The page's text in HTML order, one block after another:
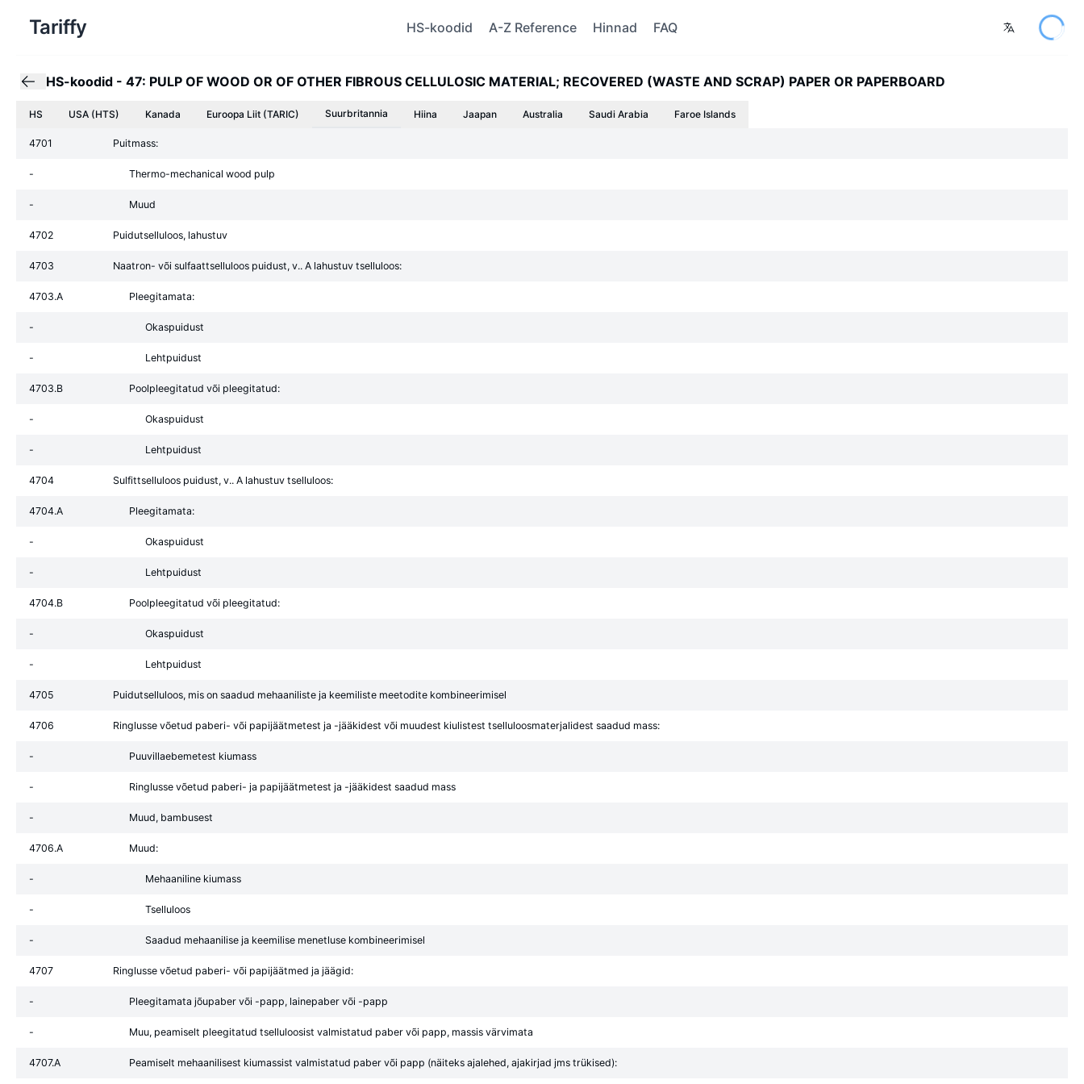
Tariffy HS-koodid A-Z Reference Hinnad FAQ
HS-koodid - 47: PULP OF WOOD OR OF OTHER FIBROUS CELLULOSIC MATERIAL; RECOVERED (WASTE AND SCRAP) PAPER OR PAPERBOARD
HS USA (HTS) Kanada Euroopa Liit (TARIC) Suurbritannia Hiina Jaapan Australia Saudi Arabia Faroe Islands
4701 Puitmass:
- Thermo-mechanical wood pulp
- Muud
4702 Puidutselluloos, lahustuv
4703 Naatron- või sulfaattselluloos puidust, v.. A lahustuv tselluloos:
4703.A Pleegitamata:
- Okaspuidust
- Lehtpuidust
4703.B Poolpleegitatud või pleegitatud:
- Okaspuidust
- Lehtpuidust
4704 Sulfittselluloos puidust, v.. A lahustuv tselluloos:
4704.A Pleegitamata:
- Okaspuidust
- Lehtpuidust
4704.B Poolpleegitatud või pleegitatud:
- Okaspuidust
- Lehtpuidust
4705 Puidutselluloos, mis on saadud mehaaniliste ja keemiliste meetodite kombineerimisel
4706 Ringlusse võetud paberi- või papijäätmetest ja -jääkidest või muudest kiulistest tselluloosmaterjalidest saadud mass:
- Puuvillaebemetest kiumass
- Ringlusse võetud paberi- ja papijäätmetest ja -jääkidest saadud mass
- Muud, bambusest
4706.A Muud:
- Mehaaniline kiumass
- Tselluloos
- Saadud mehaanilise ja keemilise menetluse kombineerimisel
4707 Ringlusse võetud paberi- või papijäätmed ja jäägid:
- Pleegitamata jõupaber või -papp, lainepaber või -papp
- Muu, peamiselt pleegitatud tselluloosist valmistatud paber või papp, massis värvimata
4707.A Peamiselt mehaanilisest kiumassist valmistatud paber või papp (näiteks ajalehed, ajakirjad jms trükised):